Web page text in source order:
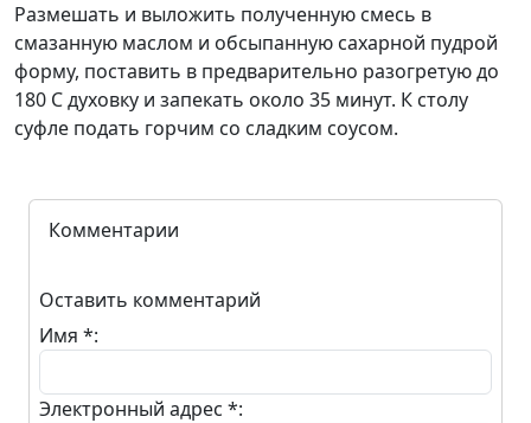
Размешать и выложить полученную смесь в
смазанную маслом и обсыпанную сахарной пудрой
форму, поставить в предварительно разогретую до
180 С духовку и запекать около 35 минут. К столу
суфле подать горчим со сладким соусом.
Комментарии
Оставить комментарий
Имя *:
Электронный адрес *: